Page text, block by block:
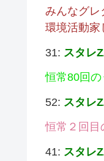
みんなグレ
環境活動家
31: スタレ
恒常80回
52: スタレ
恒常２回目
41: スタレ